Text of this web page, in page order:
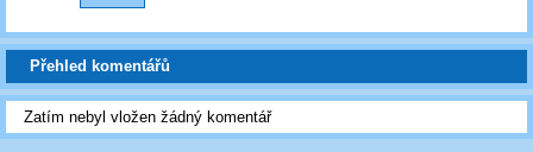
Přehled komentářů
Zatím nebyl vložen žádný komentář